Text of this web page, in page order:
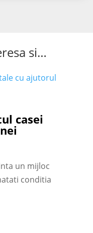
si…
casei
un mijloc
conditia